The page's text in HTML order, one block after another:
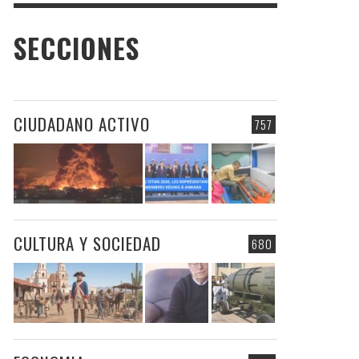
SECCIONES
757
CIUDADANO ACTIVO
680
CULTURA Y SOCIEDAD